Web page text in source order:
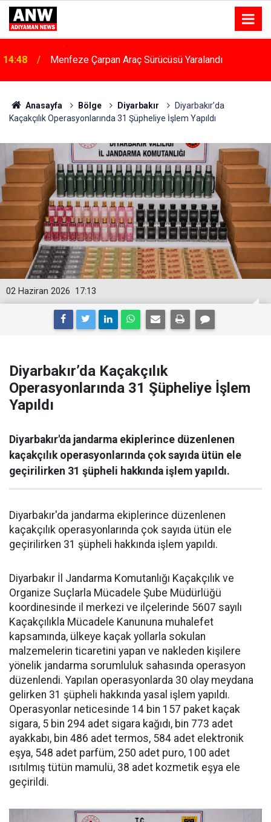
14:48 Menfeze Çarpan Araç Sürücüsü Yaralandı
Anasayfa Bölge Diyarbakır
Diyarbakır’da
Kaçakçılık Operasyonlarında 31 Şüpheliye İşlem Yapıldı
17:13
02 Haziran 2026
Diyarbakır’da Kaçakçılık
Operasyonlarında 31 Şüpheliye İşlem
Yapıldı
Diyarbakır'da jandarma ekiplerince düzenlenen
kaçakçılık operasyonlarında çok sayıda ütün ele
geçirilirken 31 şüpheli hakkında işlem yapıldı.
Diyarbakır'da jandarma ekiplerince düzenlenen
kaçakçılık operasyonlarında çok sayıda ütün ele
geçirilirken 31 şüpheli hakkında işlem yapıldı.
Diyarbakır İl Jandarma Komutanlığı Kaçakçılık ve
Organize Suçlarla Mücadele Şube Müdürlüğü
koordinesinde il merkezi ve ilçelerinde 5607 sayılı
Kaçakçılıkla Mücadele Kanununa muhalefet
kapsamında, ülkeye kaçak yollarla sokulan
malzemelerin ticaretini yapan ve nakleden kişilere
yönelik jandarma sorumluluk sahasında operasyon
düzenlendi. Yapılan operasyonlarda 30 olay meydana
gelirken 31 şüpheli hakkında yasal işlem yapıldı.
Operasyonlar neticesinde 14 bin 157 paket kaçak
sigara, 5 bin 294 adet sigara kağıdı, bin 773 adet
ayakkabı, bin 486 adet termos, 584 adet elektronik
eşya, 548 adet parfüm, 250 adet puro, 100 adet
ısıtılmış tütün mamulü, 38 adet kozmetik eşya ele
geçirildi.